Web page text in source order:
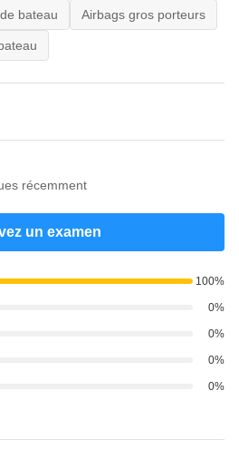
bateau Airbags gros porteurs
récemment
un examen
100%
0%
0%
0%
0%